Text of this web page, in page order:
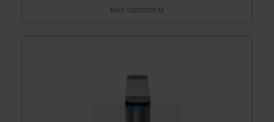
MAX SWD3218 M